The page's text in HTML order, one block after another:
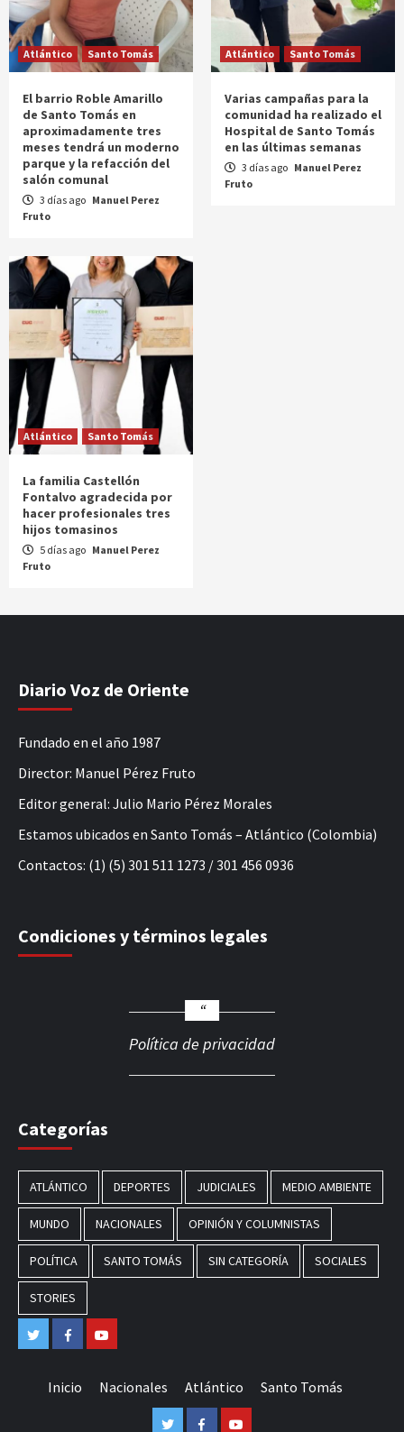
Atlántico Santo Tomás
El barrio Roble Amarillo
de Santo Tomás en
aproximadamente tres
meses tendrá un moderno
parque y la refacción del
salón comunal
3 días ago Manuel Perez
Fruto
Atlántico Santo Tomás
Varias campañas para la
comunidad ha realizado el
Hospital de Santo Tomás
en las últimas semanas
3 días ago Manuel Perez
Fruto
Atlántico Santo Tomás
La familia Castellón
Fontalvo agradecida por
hacer profesionales tres
hijos tomasinos
5 días ago Manuel Perez
Fruto
Diario Voz de Oriente
Fundado en el año 1987
Director: Manuel Pérez Fruto
Editor general: Julio Mario Pérez Morales
Estamos ubicados en Santo Tomás – Atlántico (Colombia)
Contactos: (1) (5) 301 511 1273 / 301 456 0936
Condiciones y términos legales
Política de privacidad
Categorías
ATLÁNTICO DEPORTES JUDICIALES MEDIO AMBIENTE
MUNDO NACIONALES OPINIÓN Y COLUMNISTAS
POLÍTICA SANTO TOMÁS SIN CATEGORÍA SOCIALES
STORIES
TwitterFacebook
Inicio Nacionales Atlántico Santo Tomás
TwitterFacebookYoutube